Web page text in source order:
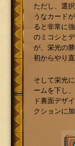
ただし、選
うなカード
ると非常に
のミコシと
が、栄光の
初からやり
そして栄光
ームを下し
ド裏面デザ
クションに加